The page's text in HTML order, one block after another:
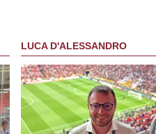
LUCA D'ALESSANDRO